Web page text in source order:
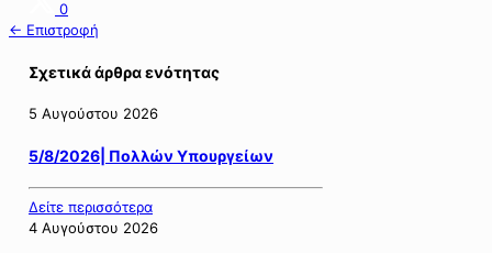
0
← Επιστροφή
Σχετικά άρθρα ενότητας
5 Αυγούστου 2026
5/8/2026| Πολλών Υπουργείων
Δείτε περισσότερα
4 Αυγούστου 2026